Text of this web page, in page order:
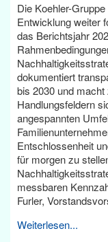
Die Koehler-
Entwicklung weiter
das Berichtsjahr
dokumentiert
bis 2030 und
Handlungsfeldern
angespannten
Entschlossenheit
für morgen zu
messbaren
Furler,
Weiterlesen...